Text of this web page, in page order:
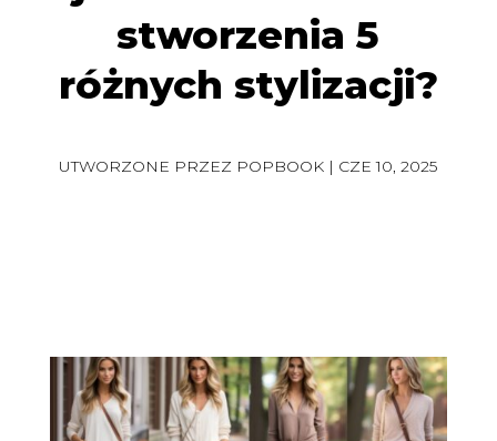
stworzenia 5
różnych stylizacji?
UTWORZONE PRZEZ POPBOOK | CZE 10, 2025